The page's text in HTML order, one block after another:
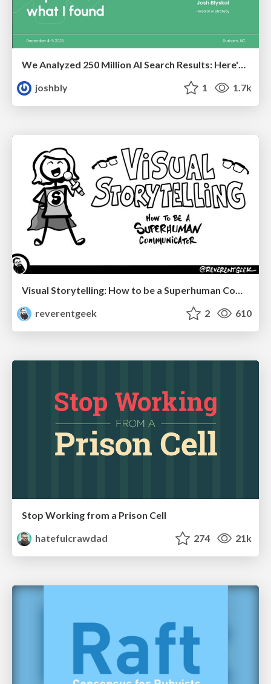
We Analyzed 250 Million AI Search Results: Here's What I Found
joshbly
1 1.7k
reverentgeek
2 610
Stop Working from a Prison Cell
hatefulcrawdad
274 21k